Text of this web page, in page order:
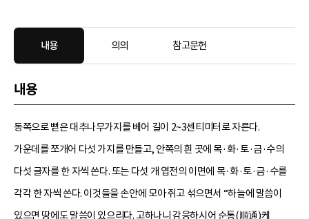
내용 의의 참고문헌
내용
동쪽으로 뻗은 대추나무가지를 베어 길이 2~3센티미터로 자른다.
가운데를 쪼개어 다섯 가지를 만들고, 안쪽의 흰 곳에 목·화·토·금·수의
다섯 글자를 한 자씩 쓴다. 또는 다섯 개 엽전의 이면에 목·화·토·금·수를
각각 한 자씩 쓴다. 이것들을 손안에 모아 쥐고 섞으면서 “하늘에 말씀이
있으면 땅에도 말씀이 있으리다. 고하나니 감응하시어 순통(順通)케